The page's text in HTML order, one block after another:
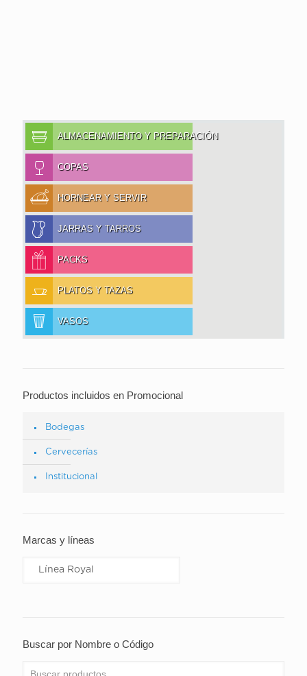
ALMACENAMIENTO Y PREPARACIÓN
COPAS
HORNEAR Y SERVIR
JARRAS Y TARROS
PACKS
PLATOS Y TAZAS
VASOS
Productos incluidos en Promocional
Bodegas
Cervecerías
Institucional
Marcas y líneas
Buscar por Nombre o Código